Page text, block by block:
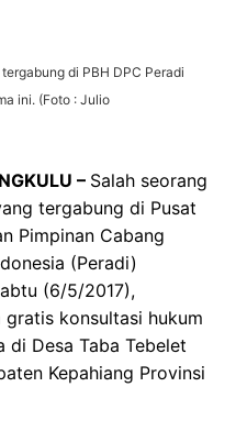
di PBH DPC Peradi
ini. (Foto : Julio
– Salah seorang
tergabung di Pusat
Pimpinan Cabang
(Peradi)
(6/5/2017),
konsultasi hukum
di Desa Taba Tebelet
Kepahiang Provinsi